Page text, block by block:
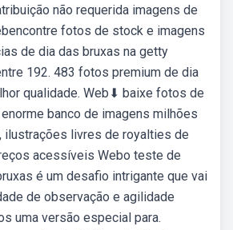
não requerida imagens de
fotos de stock e imagens
de dia das bruxas na getty
192. 483 fotos premium de dia
qualidade. Web⬇ baixe fotos de
banco de imagens milhões
ilustrações livres de royalties de
acessíveis Webo teste de
é um desafio intrigante que vai
de observação e agilidade
uma versão especial para.